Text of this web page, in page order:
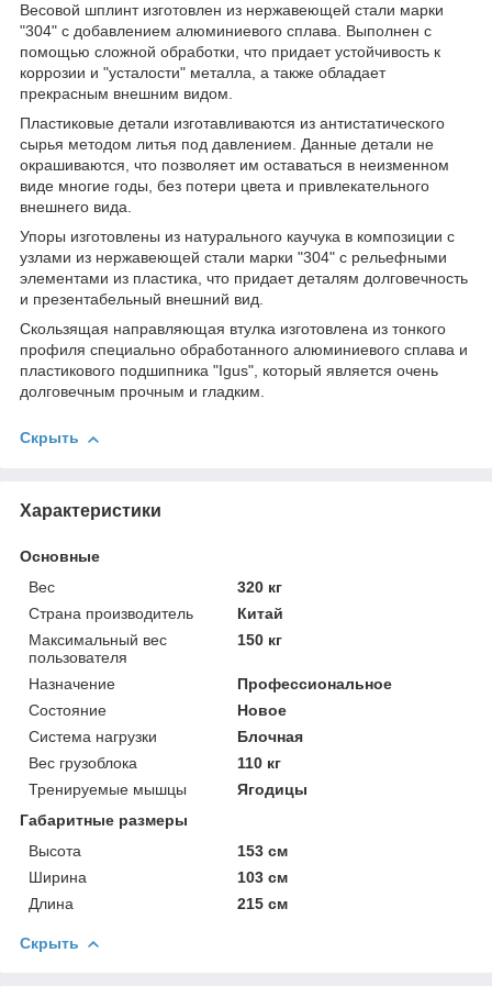
Весовой шплинт изготовлен из нержавеющей стали марки
"304" с добавлением алюминиевого сплава. Выполнен с
помощью сложной обработки, что придает устойчивость к
коррозии и "усталости" металла, а также обладает
прекрасным внешним видом.
Пластиковые детали изготавливаются из антистатического
сырья методом литья под давлением. Данные детали не
окрашиваются, что позволяет им оставаться в неизменном
виде многие годы, без потери цвета и привлекательного
внешнего вида.
Упоры изготовлены ​​из натурального каучука в композиции с
узлами из нержавеющей стали марки "304" с рельефными
элементами из пластика, что придает деталям долговечность
и презентабельный внешний вид.
Скользящая направляющая втулка изготовлена из ​​тонкого
профиля специально обработанного алюминиевого сплава и
пластикового подшипника "Igus", который является очень
долговечным прочным и гладким.
Скрыть
Характеристики
Основные
Вес
320 кг
Страна производитель
Китай
Максимальный вес
пользователя
150 кг
Назначение
Профессиональное
Состояние
Новое
Система нагрузки
Блочная
Вес грузоблока
110 кг
Тренируемые мышцы
Ягодицы
Габаритные размеры
Высота
153 см
Ширина
103 см
Длина
215 см
Скрыть